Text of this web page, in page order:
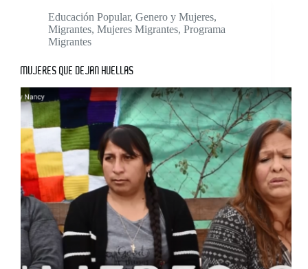
Educación Popular, Genero y Mujeres,
Migrantes, Mujeres Migrantes, Programa
Migrantes
MUJERES QUE DEJAN HUELLAS